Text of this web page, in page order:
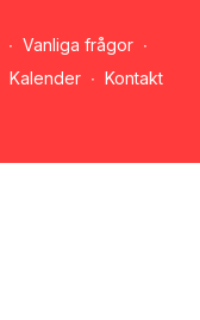
∙ Vanliga frågor ∙
Kalender ∙ Kontakt